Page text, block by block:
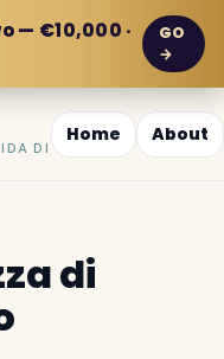
— €10,000 ·
GO
→
DI
Home About
di